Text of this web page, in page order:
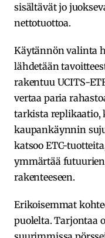
sisältävät jo
nettotuottoa.
Käytännön valinta
lähdetään
rakentuu UCITS-
vertaa paria
tarkista replikaatio,
kaupankäynnin
katsoo ETC-
ymmärtää
rakenteeseen.
Erikoisemmat
puolelta. Tarjontaa